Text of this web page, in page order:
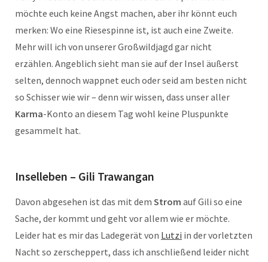
möchte euch keine Angst machen, aber ihr könnt euch
merken: Wo eine Riesespinne ist, ist auch eine Zweite.
Mehr will ich von unserer Großwildjagd gar nicht
erzählen. Angeblich sieht man sie auf der Insel äußerst
selten, dennoch wappnet euch oder seid am besten nicht
so Schisser wie wir – denn wir wissen, dass unser aller
Karma-Konto an diesem Tag wohl keine Pluspunkte
gesammelt hat.
Inselleben – Gili Trawangan
Davon abgesehen ist das mit dem Strom auf Gili so eine
Sache, der kommt und geht vor allem wie er möchte.
Leider hat es mir das Ladegerät von Lutzi in der vorletzten
Nacht so zerscheppert, dass ich anschließend leider nicht